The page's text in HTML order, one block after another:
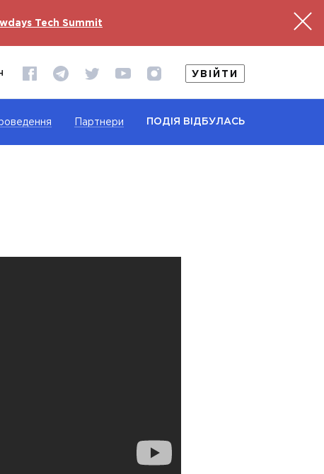
Tech Summit
УВІЙТИ
Партнери ПОДІЯ ВІДБУЛАСЬ